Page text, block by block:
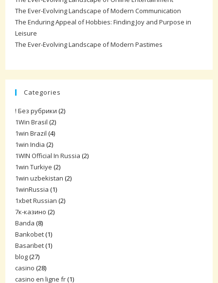
The Ever-Evolving Landscape of Modern Communication
The Enduring Appeal of Hobbies: Finding Joy and Purpose in
Leisure
The Ever-Evolving Landscape of Modern Pastimes
Categories
! Без рубрики (2)
1Win Brasil (2)
1win Brazil (4)
1win India (2)
1WIN Official In Russia (2)
1win Turkiye (2)
1win uzbekistan (2)
1winRussia (1)
1xbet Russian (2)
7к-казино (2)
Banda (8)
Bankobet(1)
Basaribet(1)
blog(27)
casino (28)
casino en ligne fr(1)